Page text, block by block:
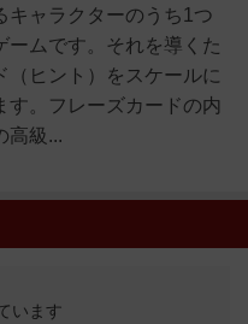
キャラクターのうち1つ
ームです。それを導くた
（ヒント）をスケールに
す。フレーズカードの内
高級...
います